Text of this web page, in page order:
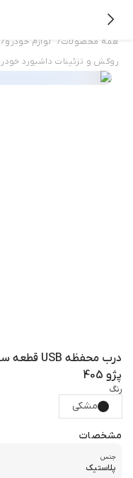
همه محصولات/ لوازم خودرو/
روکش و تزئینات داشبورد
پژو 405
رنگ
مشکی
مشخصات
جنس
پلاستیک